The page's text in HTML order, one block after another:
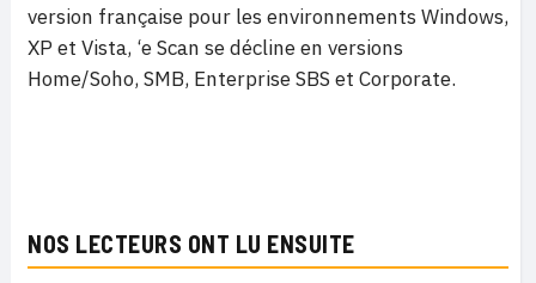
version française pour les environnements Windows,
XP et Vista, ‘e Scan se décline en versions
Home/Soho, SMB, Enterprise SBS et Corporate.
NOS LECTEURS ONT LU ENSUITE